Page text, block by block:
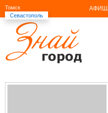
Томск
Севастополь